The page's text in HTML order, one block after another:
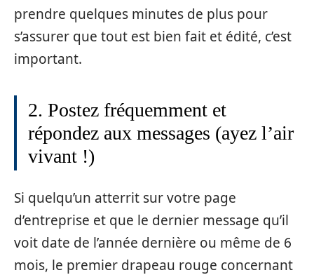
prendre quelques minutes de plus pour
s’assurer que tout est bien fait et édité, c’est
important.
2. Postez fréquemment et
répondez aux messages (ayez l’air
vivant !)
Si quelqu’un atterrit sur votre page
d’entreprise et que le dernier message qu’il
voit date de l’année dernière ou même de 6
mois, le premier drapeau rouge concernant